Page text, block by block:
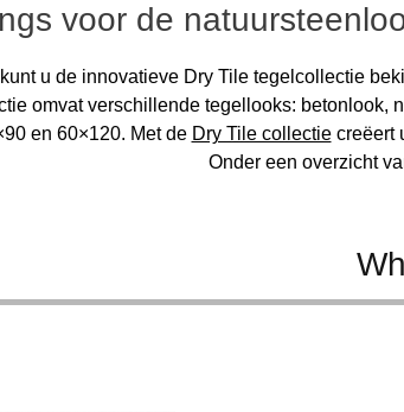
voor de
u de innovatieve Dry Tile tegelcollectie
omvat verschillende tegellooks:
en 60×120. Met de Dry Tile collectiecreëert
Onder een overzicht